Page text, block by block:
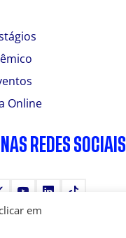
Online
REDES SOCIAIS
X YoutubeLinkedInTikTok
em